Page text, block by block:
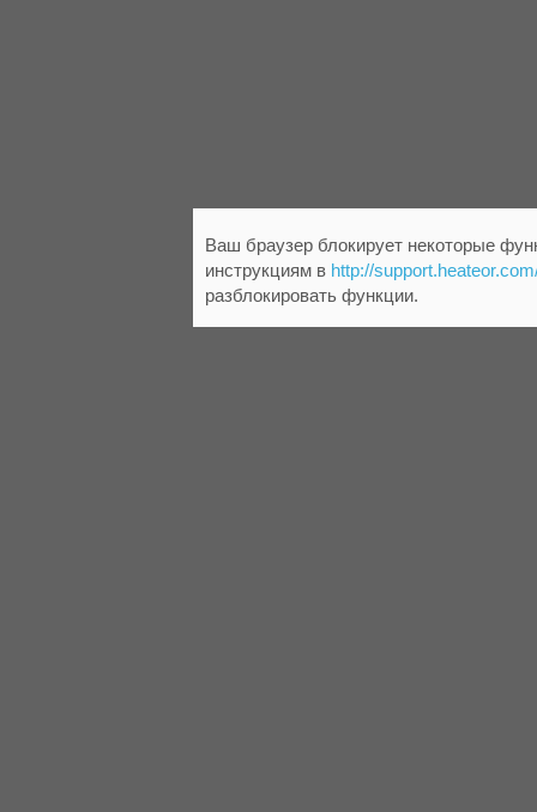
Ваш браузер блокирует некоторые
инструкциям в http://
разблокировать функции.